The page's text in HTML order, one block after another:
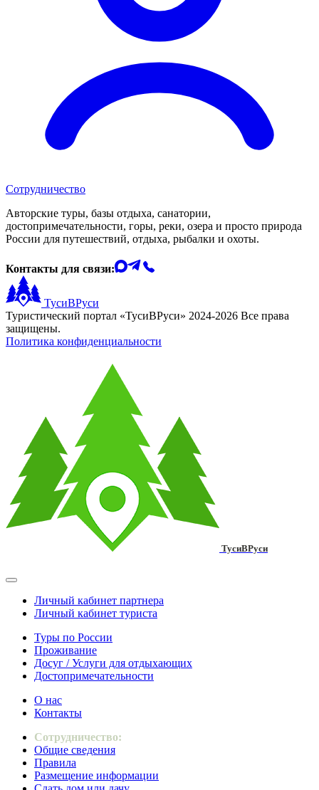
Сотрудничество
Авторские туры, базы отдыха, санатории,
достопримечательности, горы, реки, озера и просто природа
России для путешествий, отдыха, рыбалки и охоты.
Контакты для связи:
ТусиВРуси
Туристический портал «ТусиВРуси» 2024-2026 Все права
защищены.
Политика конфиденциальности
ТусиВРуси
Личный кабинет партнера
Личный кабинет туриста
Туры по России
Проживание
Досуг / Услуги для отдыхающих
Достопримечательности
О нас
Контакты
Сотрудничество:
Общие сведения
Правила
Размещение информации